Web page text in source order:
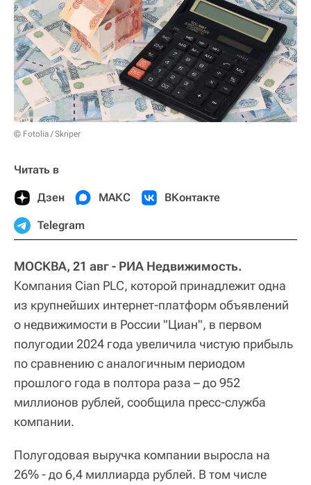
© Fotolia / Skriper
Читать в
Дзен МАКС ВКонтакте
Telegram
МОСКВА, 21 авг - РИА Недвижимость.
Компания Cian PLC, которой принадлежит одна
из крупнейших интернет-платформ объявлений
о недвижимости в России "Циан", в первом
полугодии 2024 года увеличила чистую прибыль
по сравнению с аналогичным периодом
прошлого года в полтора раза – до 952
миллионов рублей, сообщила пресс-служба
компании.
Полугодовая выручка компании выросла на
26% - до 6,4 миллиарда рублей. В том числе